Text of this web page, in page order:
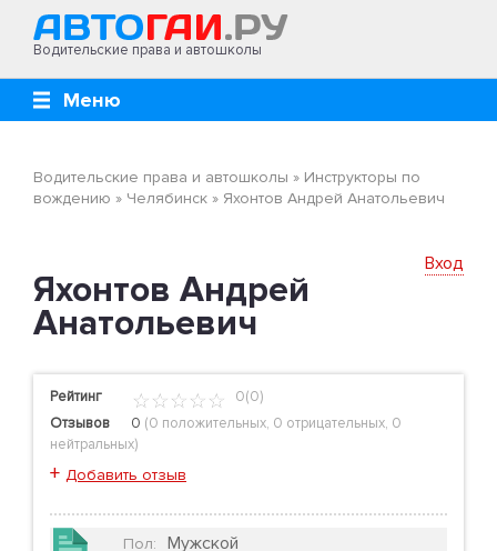
Водительские права и автошколы
Меню
Водительские права и автошколы » Инструкторы по
вождению » Челябинск » Яхонтов Андрей Анатольевич
Вход
Яхонтов Андрей
Анатольевич
Рейтинг
0(0)
Отзывов
0 (0 положительных, 0 отрицательных, 0
нейтральных)
+ Добавить отзыв
Пол: Мужской